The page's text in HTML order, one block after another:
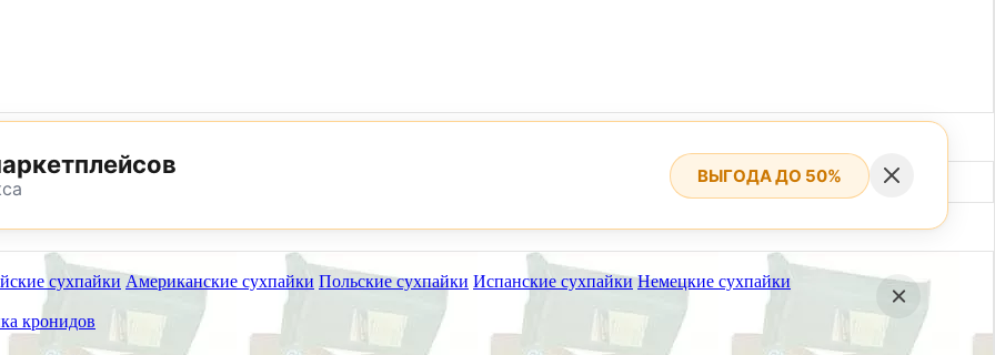
сухпайки Американские сухпайки Польские сухпайки Испанские сухпайки Немецкие сухпайки
кронидов
8 (495) 782-73-32
ВЫГОДА ДО 50%
работать на самовывоз в субботу 8 и 15 августа.